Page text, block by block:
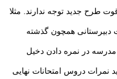
طرح جدید توجه ندارند. مثلا
دبیرستانی همچون گذشته
در نمره دادن دخیل
نمرات دروس امتحانات نهایی